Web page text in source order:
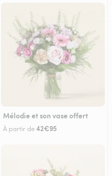
Mélodie et son vase offert
À partir de42€95